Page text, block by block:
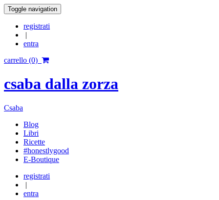
Toggle navigation
registrati
|
entra
carrello (0)
csaba dalla zorza
Csaba
Blog
Libri
Ricette
#honestlygood
E-Boutique
registrati
|
entra